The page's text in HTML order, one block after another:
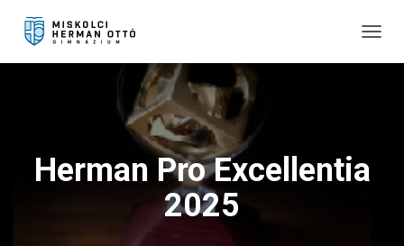
O
Herman Pro Excellentia
2025